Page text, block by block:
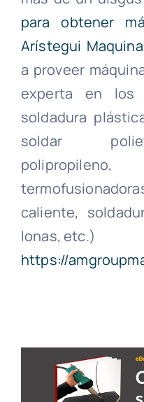
para obtener
Arístegui
a proveer
experta en los
soldadura
soldar
caliente,
lonas, etc.)
https://